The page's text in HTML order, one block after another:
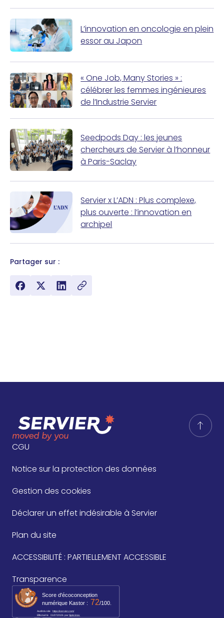
L’innovation en oncologie en plein
essor au Japon
« One Job, Many Stories » :
célébrer les femmes ingénieures
de l’Industrie Servier
Seedpods Day : les jeunes
chercheurs de Servier à l’honneur
à Paris-Saclay
Servier x L’ADN : Plus complexe,
plus ouverte : l’innovation en
archipel
Partager sur :
CGU
Notice sur la protection des données
Gestion des cookies
Déclarer un effet indésirable à Servier
Plan du site
ACCESSIBILITÉ : PARTIELLEMENT ACCESSIBLE
Transparence
Score d'écoconception
numérique Kastor : 72/100.
Audit du site https://servier.com/
Effectué le 01/07/2026 par Spécinov